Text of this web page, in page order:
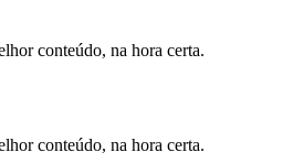
conteúdo, na hora certa.
conteúdo, na hora certa.